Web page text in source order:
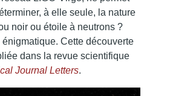
à elle seule, la nature
noir ou étoile à neutrons ?
énigmatique. Cette découverte
dans la revue scientifique
Journal Letters.